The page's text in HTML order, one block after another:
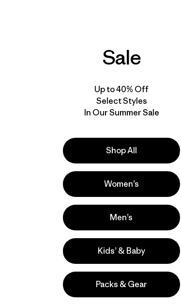
Sale
Up to 40% Off
Select Styles
In Our Summer Sale
Shop All
Women’s
Men’s
Kids’ & Baby
Packs & Gear